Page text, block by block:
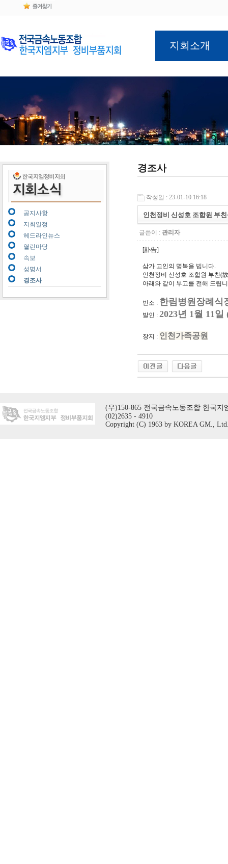
지회소개
공지사항
지회일정
헤드라인뉴스
열린마당
속보
성명서
경조사
경조사
작성일 : 23-01-10 16:18
인천정비 신성호 조합원 부
글쓴이 : 관리자
[訃告]
삼가 고인의 명복을 빕니다.
인천정비 신성호 조합원 부친(
아래와 같이 부고를 전해 드립
빈소 : 한림병원장례식
발인 : 2023년 1월 11일
장지 : 인천가족공원
(우)150-865 전국금속노동조합 한국
(02)2635 - 4910
Copyright (C) 1963 by KOREA GM.,